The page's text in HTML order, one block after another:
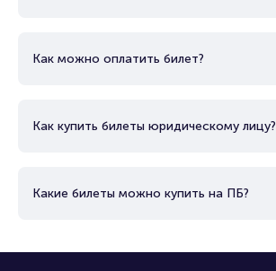
Как можно оплатить билет?
Как купить билеты юридическому лицу?
Какие билеты можно купить на ПБ?